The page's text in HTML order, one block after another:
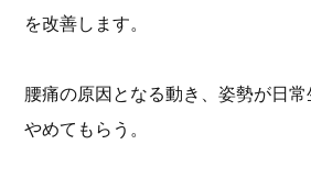
を改善します。
腰痛の原因となる動き、姿勢が日
やめてもらう。